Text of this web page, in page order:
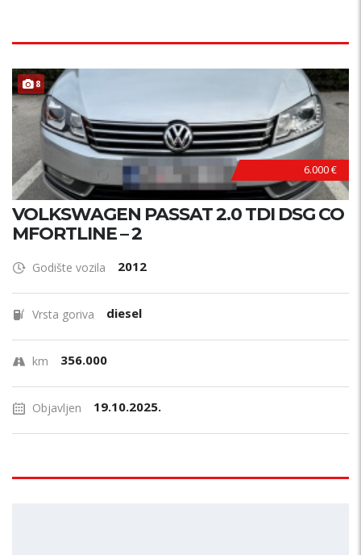
8
6.000 €
VOLKSWAGEN PASSAT 2.0 TDI DSG CO
MFORTLINE – 2
Godište vozila 2012
Vrsta goriva diesel
km 356.000
Objavljen 19.10.2025.